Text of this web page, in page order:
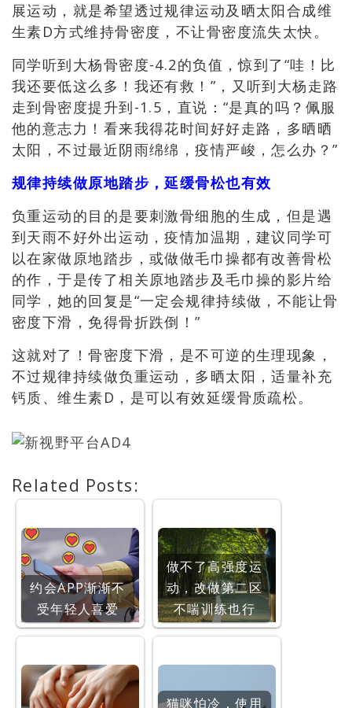
展运动，就是希望透过规律运动及晒太阳合成维
生素D方式维持骨密度，不让骨密度流失太快。
同学听到大杨骨密度-4.2的负值 ，惊到了“哇！比
我还要低这么多！我还有救！”，又听到大杨走路
走到骨密度提升到-1.5，直说：“是真的吗？佩服
他的意志力！看来我得花时间好好走路，多晒晒
太阳，不过最近阴雨绵绵，疫情严峻，怎么办？”
规律持续做原地踏步，延缓骨松也有效
负重运动的目的是要刺激骨细胞的生成，但是遇
到天雨不好外出运动，疫情加温期，建议同学可
以在家做原地踏步，或做做毛巾操都有改善骨松
的作，于是传了相关原地踏步及毛巾操的影片给
同学，她的回复是“一定会规律持续做，不能让骨
密度下滑，免得骨折跌倒！”
这就对了！骨密度下滑 ， 是不可逆的生理现象 ，
不过规律持续做负重运动，多晒太阳，适量补充
钙质、维生素D，是可以有效延缓骨质疏松。
Related Posts:
约会APP渐渐不
受年轻人喜爱
做不了高强度运
动，改做第二区
不喘训练也行
猫咪怕冷，使用